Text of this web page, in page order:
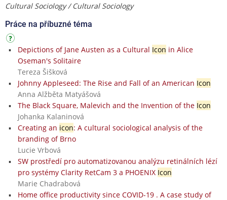
Cultural Sociology / Cultural Sociology
Práce na příbuzné téma
Depictions of Jane Austen as a Cultural Icon in Alice
Oseman's Solitaire
Tereza Šišková
Johnny Appleseed: The Rise and Fall of an American Icon
Anna Alžběta Matyášová
The Black Square, Malevich and the Invention of the Icon
Johanka Kalaninová
Creating an icon: A cultural sociological analysis of the
branding of Brno
Lucie Vrbová
SW prostředí pro automatizovanou analýzu retinálních lézí
pro systémy Clarity RetCam 3 a PHOENIX Icon
Marie Chadrabová
Home office productivity since COVID-19 . A case study of